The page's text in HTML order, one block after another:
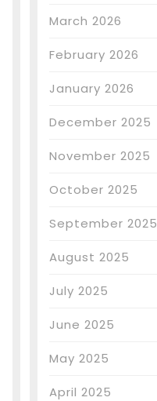
March 2026
February 2026
January 2026
December 2025
November 2025
October 2025
September 2025
August 2025
July 2025
June 2025
May 2025
April 2025